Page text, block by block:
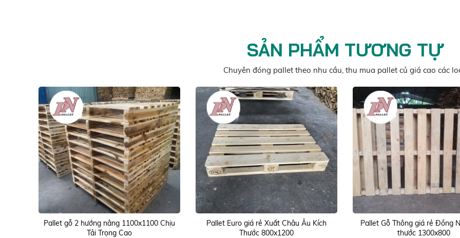
SẢN PHẨM TƯƠNG TỰ
Chuyên đóng pallet theo nhu cầu, thu mua pallet củ giá cao các
Pallet gỗ 2 hướng nâng 1100x1100 Chịu
Tải Trọng Cao
Pallet Euro giá rẻ Xuất Châu Âu Kích
Thước 800x1200
Pallet Gỗ Thông giá rẻ Đồng
thước 1300x800